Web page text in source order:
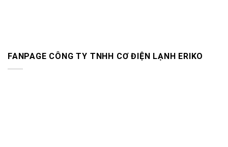
FANPAGE CÔNG TY TNHH CƠ ĐIỆN LẠNH ERIKO